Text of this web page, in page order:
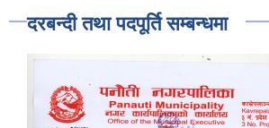
दरबन्दी तथा पदपूर्ति सम्बन्धमा